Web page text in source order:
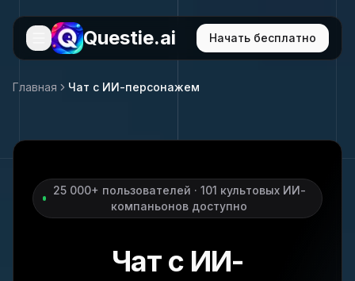
Questie.ai Начать бесплатно
Главная Чат с ИИ-персонажем
25 000+ пользователей · 101 культовых ИИ-
компаньонов доступно
Чат с ИИ-